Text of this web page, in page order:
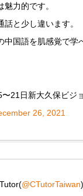
力的です。
と少し違います。
中国語を肌感覚で学
〜21日新大久保ビジ
26, 2021
@CTutorTaiwan